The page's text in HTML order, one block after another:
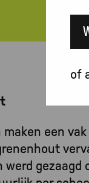
een
werd
of